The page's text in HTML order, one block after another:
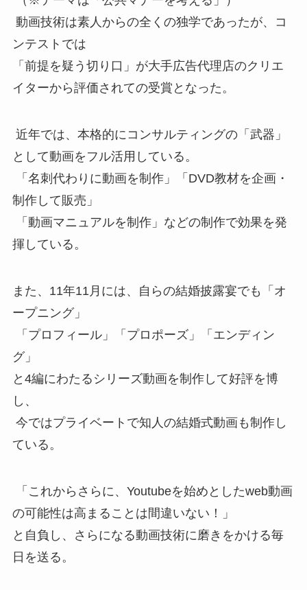
動画技術は素人からの全くの独学であったが、コ
ンテストでは
「前提を疑う切り口」が大手広告代理店のクリエ
イターから評価されての受賞となった。
近年では、本格的にコンサルティングの「武器」
として動画をフル活用している。
「名刺代わりに動画を制作」「DVD教材を企画・
制作して販売」
「動画マニュアルを制作」などの制作で効果を発
揮している。
また、11年11月には、自らの結婚披露宴でも「オ
ープニング」
「プロフィール」「プロポーズ」「エンディン
グ」
と4編にわたるシリーズ動画を制作して好評を博
し、
今ではプライベートで知人の結婚式動画も制作し
ている。
「これからさらに、Youtubeを始めとしたweb動画
の可能性は高まることは間違いない！」
と自負し、さらになる動画技術に磨きをかける毎
日を送る。